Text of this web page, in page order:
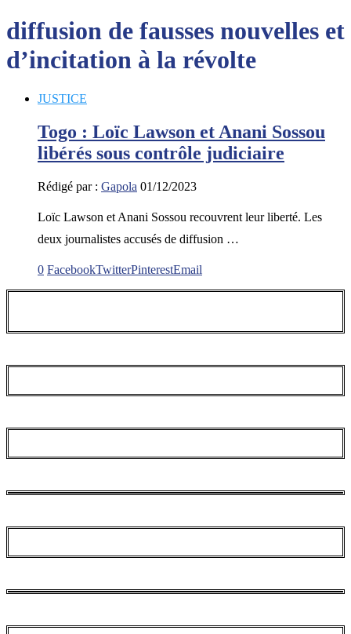
diffusion de fausses nouvelles et
d’incitation à la révolte
JUSTICE
Togo : Loïc Lawson et Anani Sossou
libérés sous contrôle judiciaire
Rédigé par : Gapola 01/12/2023
Loïc Lawson et Anani Sossou recouvrent leur liberté. Les
deux journalistes accusés de diffusion …
0 FacebookTwitterPinterestEmail